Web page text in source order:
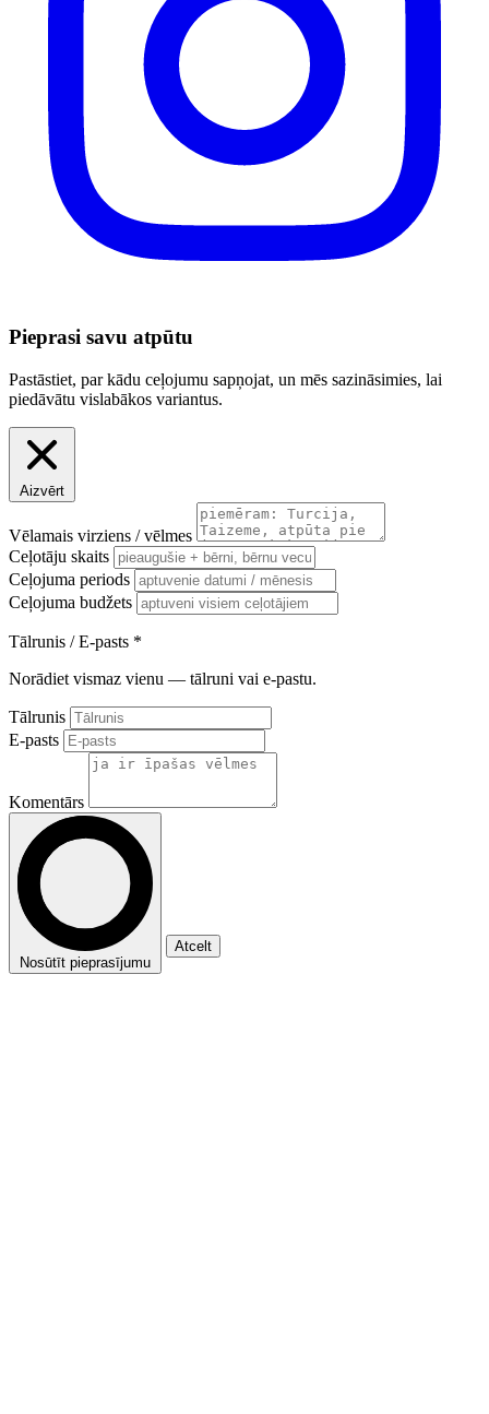
Pieprasi savu atpūtu
Pastāstiet, par kādu ceļojumu sapņojat, un mēs sazināsimies, lai
piedāvātu vislabākos variantus.
Aizvērt
Vēlamais virziens / vēlmes
Ceļotāju skaits
Ceļojuma periods
Ceļojuma budžets
Tālrunis / E-pasts *
Norādiet vismaz vienu — tālruni vai e-pastu.
Tālrunis
E-pasts
Komentārs
Nosūtīt pieprasījumu
Atcelt